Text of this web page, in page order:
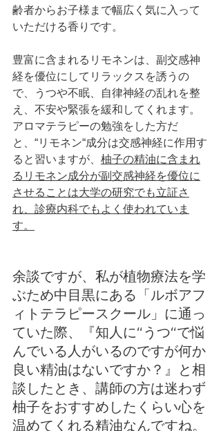
齢者からお子様まで幅広く気に入って
いただける香りです。
豊富に含まれるリモネンは、副交感神
経を優位にしてリラックスを誘うの
で、うつや不眠、自律神経の乱れを整
え、不安や緊張を緩和してくれます。
アロマテラピーの勉強をした方だ
と、“リモネン“成分は交感神経に作用す
ると習いますが、 柚子の精油に含まれ
るリモネン成分が副交感神経を優位に
させることは大学の研究でも立証さ
れ、診療内科でもよく使われていま
す。
余談ですが、私が植物療法を学
ぶため中目黒にある「ルボアフ
ィトテラピースクール」に通っ
ていた際、『知人に“うつ“で悩
んでいる人がいるのですが何か
良い精油はないですか？』と相
談したとき、講師の方は迷わず
柚子をおすすめしたくらい心を
温めてくれる精油なんですね。